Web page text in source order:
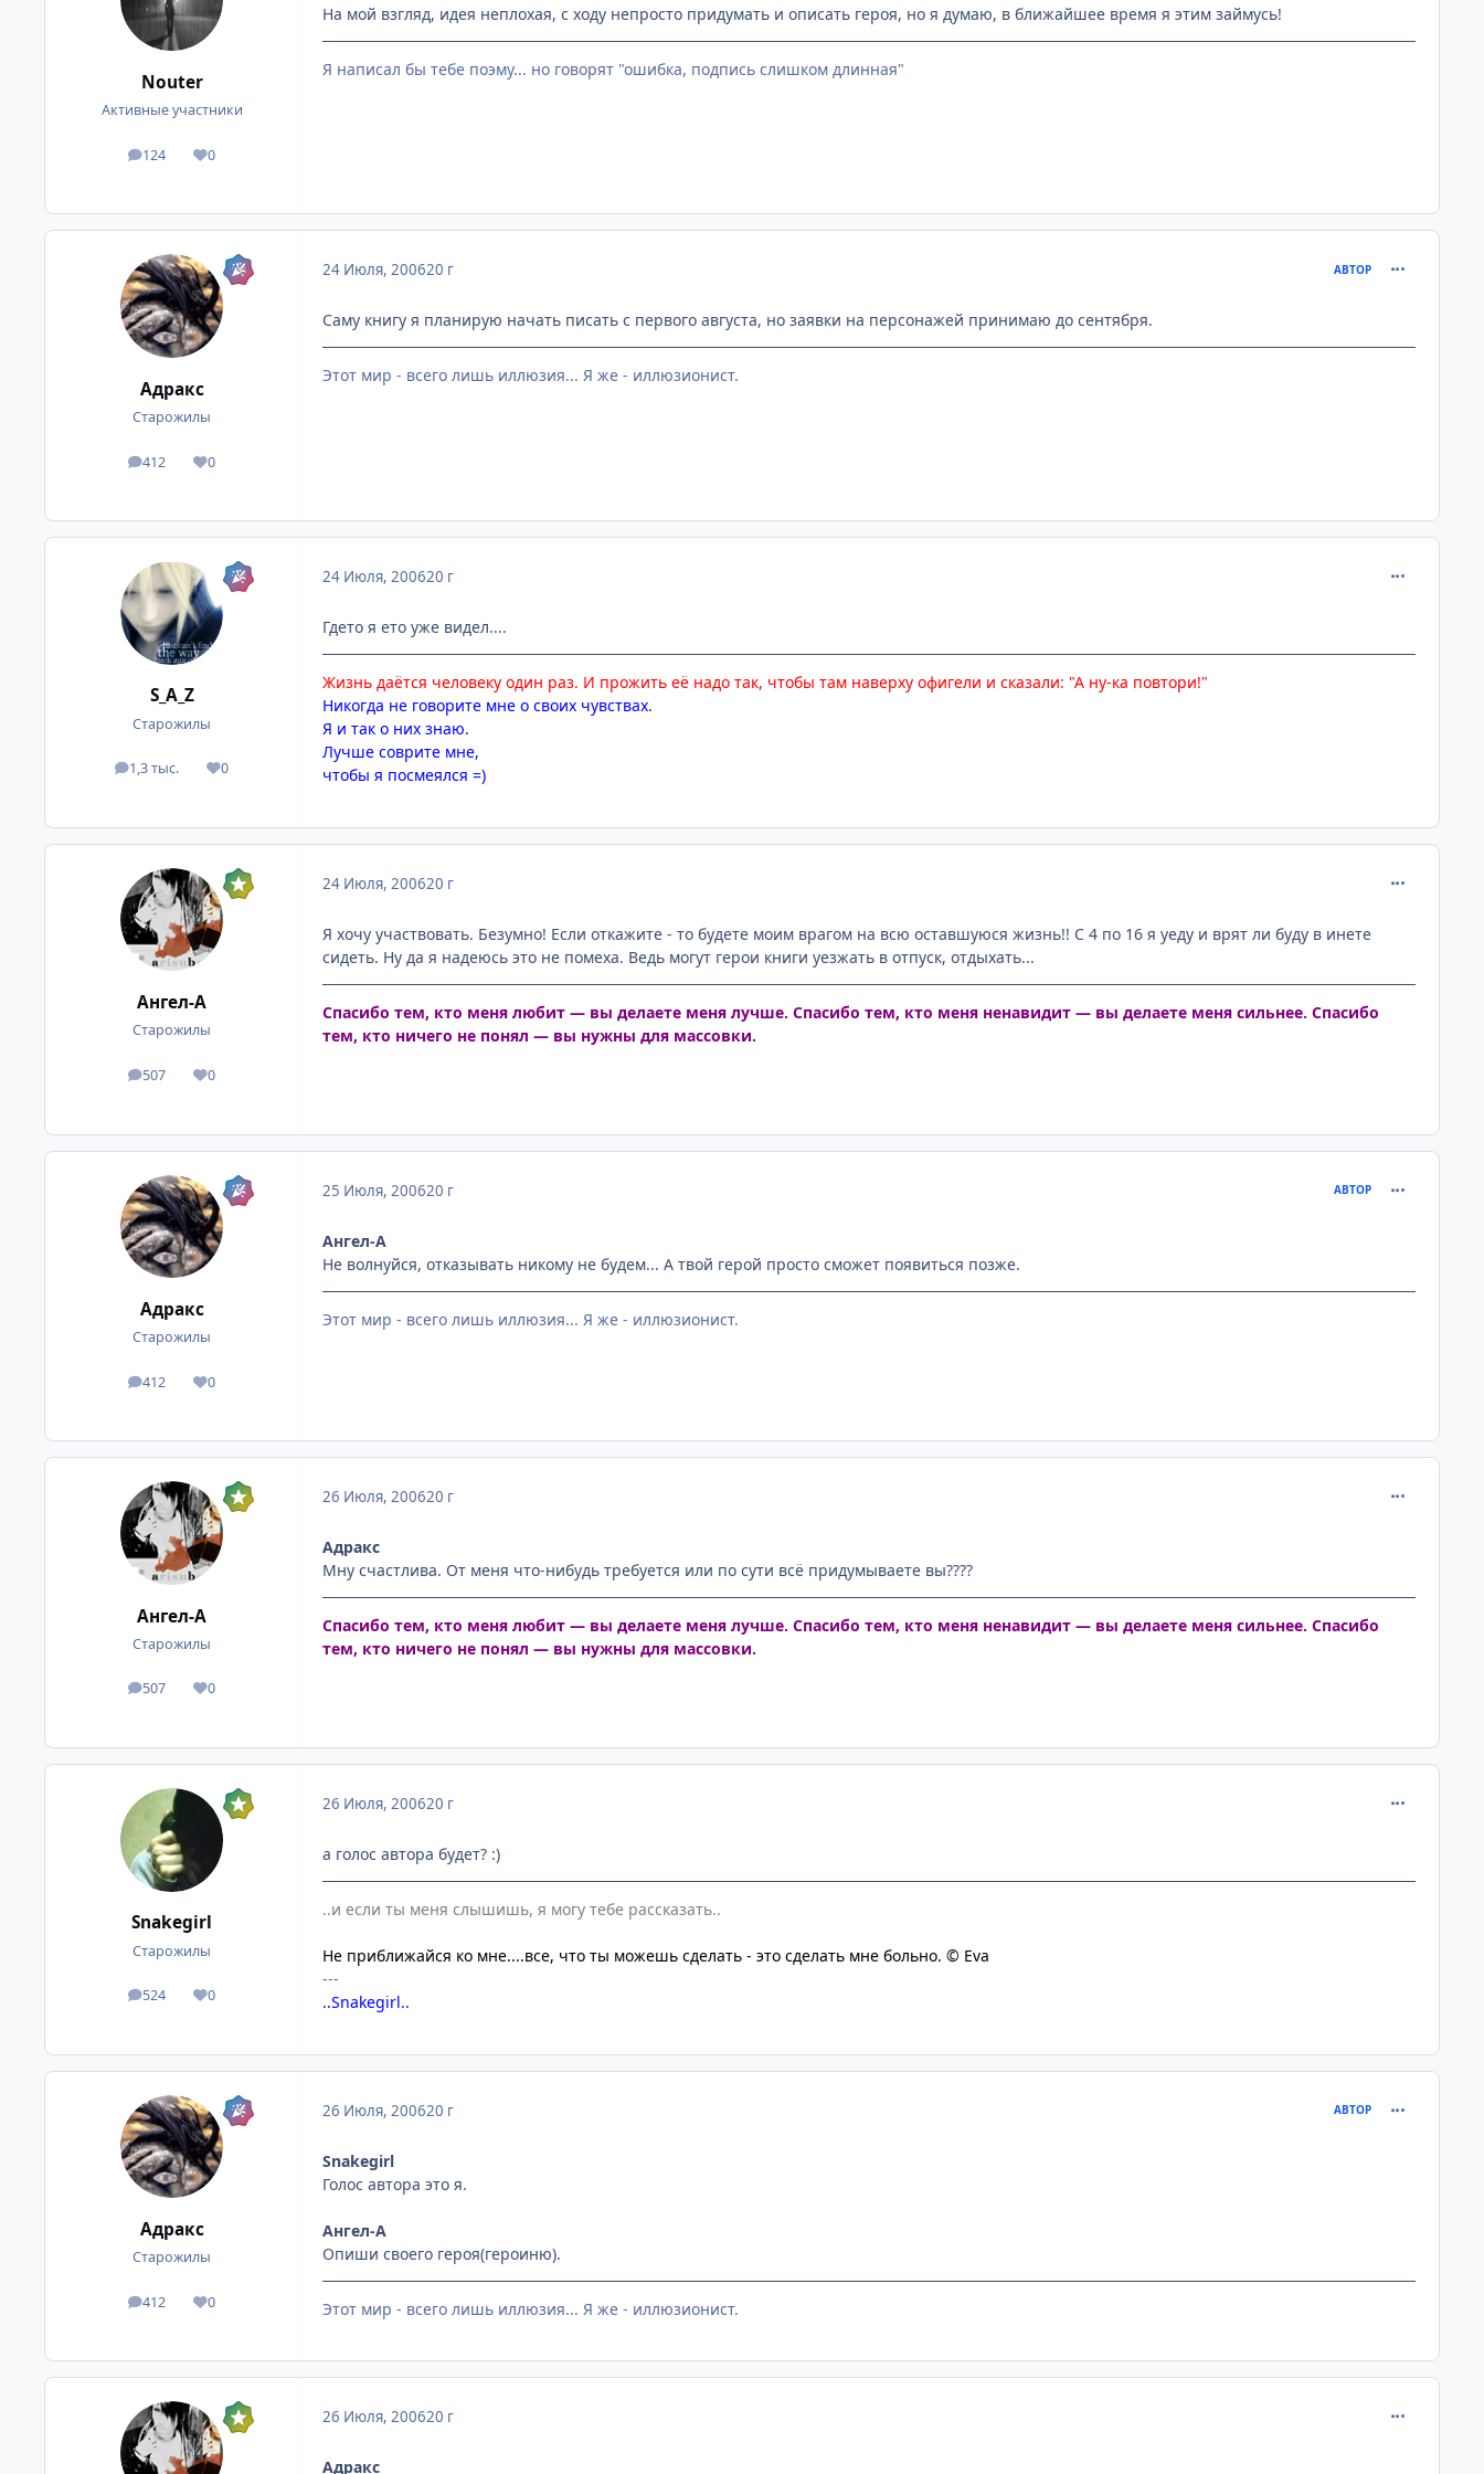
Nouter
Активные участники
124
посты 0
Репутация
На мой взгляд, идея неплохая, с ходу непросто придумать и описать героя, но я думаю, в ближайшее время я этим займусь!
Я написал бы тебе поэму... но говорят "ошибка, подпись слишком длинная"
Адракс
Старожилы
412
посты 0
Репутация
24 Июля, 200620 г АВТОР
Саму книгу я планирую начать писать с первого августа, но заявки на персонажей принимаю до сентября.
Этот мир - всего лишь иллюзия... Я же - иллюзионист.
S_A_Z
Старожилы
1,3 тыс.
посты 0
Репутация
24 Июля, 200620 г
Гдето я ето уже видел....
Жизнь даётся человеку один раз. И прожить её надо так, чтобы там наверху офигели и сказали: "А ну-ка повтори!"
Никогда не говорите мне о своих чувствах.
Я и так о них знаю.
Лучше соврите мне,
чтобы я посмеялся =)
Ангел-А
Старожилы
507
посты 0
Репутация
24 Июля, 200620 г
Я хочу участвовать. Безумно! Если откажите - то будете моим врагом на всю оставшуюся жизнь!! С 4 по 16 я уеду и врят ли буду в инете
сидеть. Ну да я надеюсь это не помеха. Ведь могут герои книги уезжать в отпуск, отдыхать...
Спасибо тем, кто меня любит — вы делаете меня лучше. Спасибо тем, кто меня ненавидит — вы делаете меня сильнее. Спасибо
тем, кто ничего не понял — вы нужны для массовки.
Адракс
Старожилы
412
посты 0
Репутация
25 Июля, 200620 г АВТОР
Ангел-А
Не волнуйся, отказывать никому не будем... А твой герой просто сможет появиться позже.
Этот мир - всего лишь иллюзия... Я же - иллюзионист.
Ангел-А
Старожилы
507
посты 0
Репутация
26 Июля, 200620 г
Адракс
Мну счастлива. От меня что-нибудь требуется или по сути всё придумываете вы????
Спасибо тем, кто меня любит — вы делаете меня лучше. Спасибо тем, кто меня ненавидит — вы делаете меня сильнее. Спасибо
тем, кто ничего не понял — вы нужны для массовки.
Snakegirl
Старожилы
524
посты 0
Репутация
26 Июля, 200620 г
а голос автора будет? :)
..и если ты меня слышишь, я могу тебе рассказать..
Не приближайся ко мне....все, что ты можешь сделать - это сделать мне больно. © Eva
---
..Snakegirl..
Адракс
Старожилы
412
посты 0
Репутация
26 Июля, 200620 г АВТОР
Snakegirl
Голос автора это я.
Ангел-А
Опиши своего героя(героиню).
Этот мир - всего лишь иллюзия... Я же - иллюзионист.
26 Июля, 200620 г
Адракс